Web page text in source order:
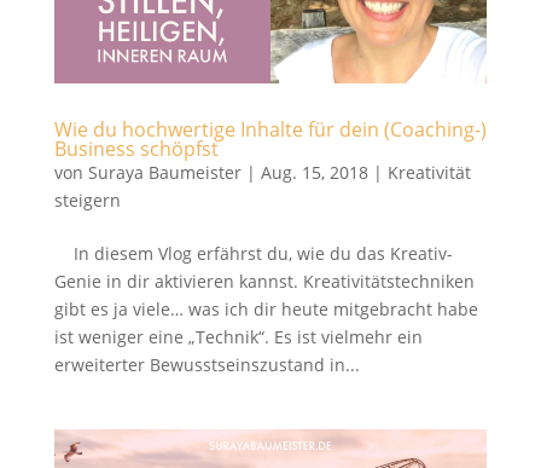
Wie du hochwertige Inhalte für dein (Coaching-)
Business schöpfst
von Suraya Baumeister| Aug. 15, 2018| Kreativität
steigern
In diesem Vlog erfährst du, wie du das Kreativ-
Genie in dir aktivieren kannst. Kreativitätstechniken
gibt es ja viele… was ich dir heute mitgebracht habe
ist weniger eine „Technik“. Es ist vielmehr ein
erweiterter Bewusstseinszustand in...